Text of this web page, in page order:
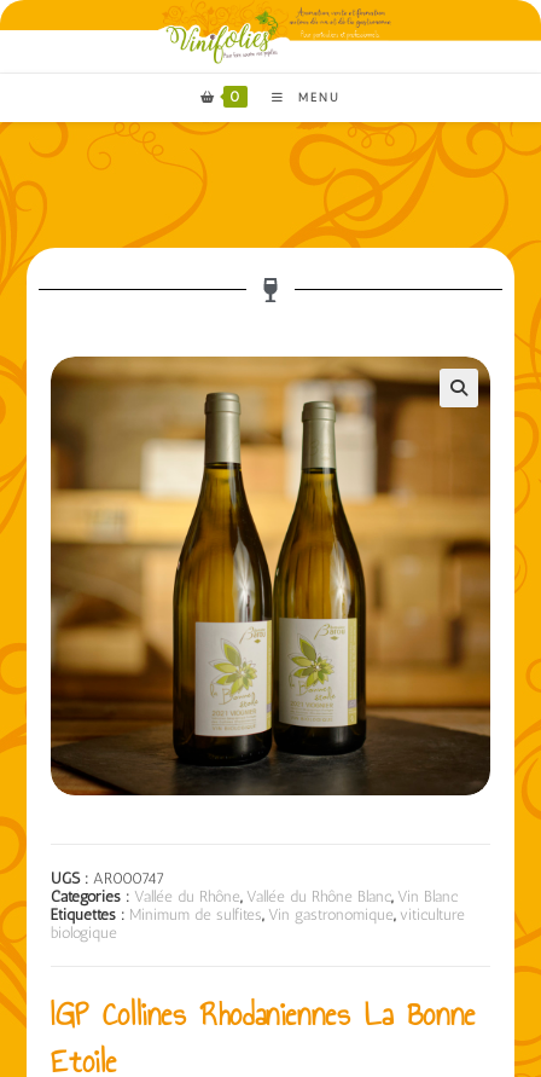
0 MENU
UGS : AR000747
Catégories : Vallée du Rhône, Vallée du Rhône Blanc, Vin Blanc
Étiquettes : Minimum de sulfites, Vin gastronomique, viticulture
biologique
IGP Collines Rhodaniennes La Bonne
Etoile